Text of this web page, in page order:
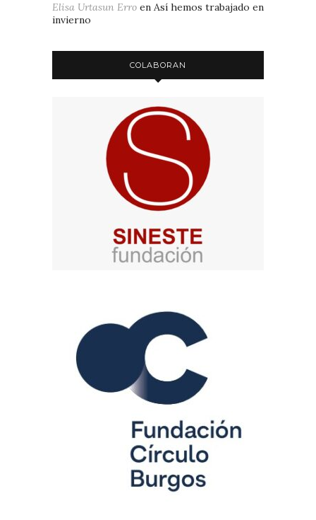
Elisa Urtasun Erro en Así hemos trabajado en
invierno
COLABORAN